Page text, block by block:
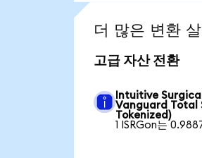
더 많은 변환
고급 자산 전환
Intuitive
Vanguard Total
Tokenized)
1 ISRGon는